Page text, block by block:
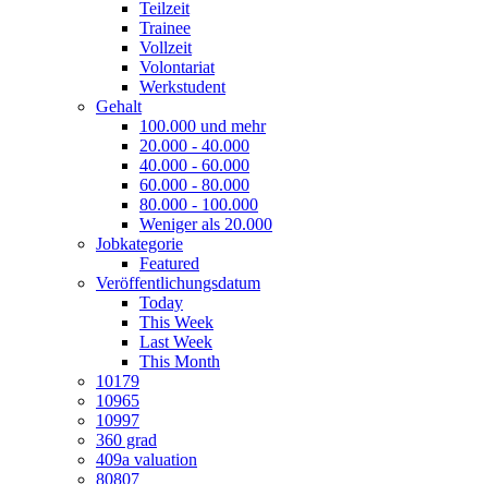
Teilzeit
Trainee
Vollzeit
Volontariat
Werkstudent
Gehalt
100.000 und mehr
20.000 - 40.000
40.000 - 60.000
60.000 - 80.000
80.000 - 100.000
Weniger als 20.000
Jobkategorie
Featured
Veröffentlichungsdatum
Today
This Week
Last Week
This Month
10179
10965
10997
360 grad
409a valuation
80807